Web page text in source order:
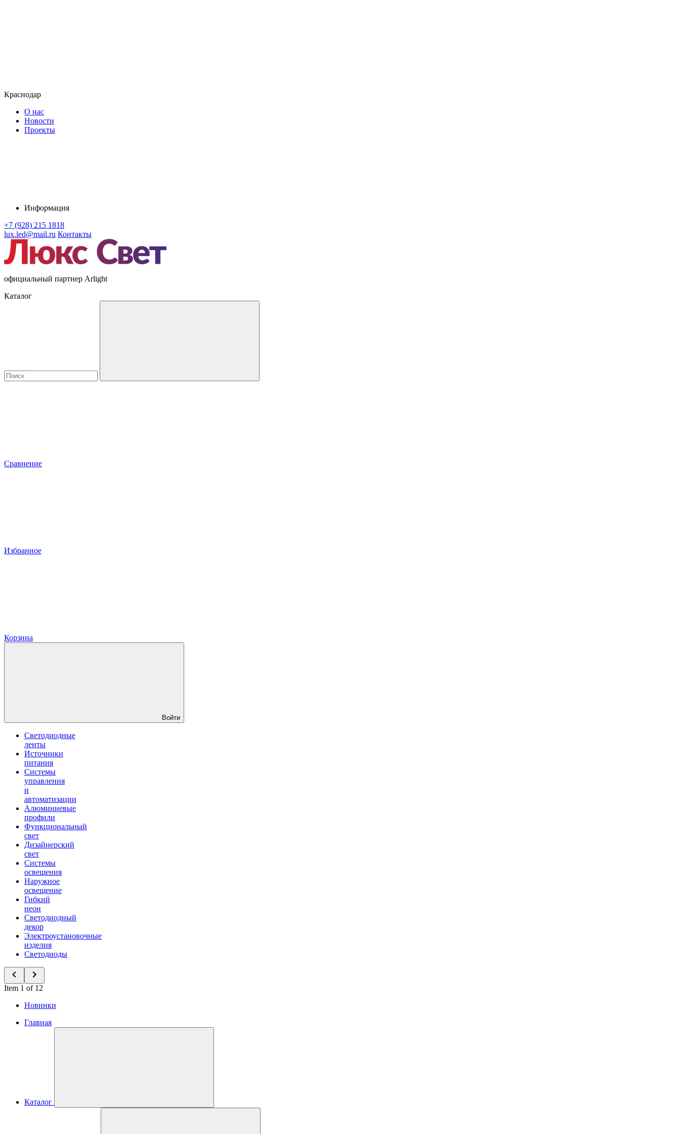
Краснодар
О нас
Новости
Проекты
Информация
+7 (928) 215 1818
lux.led@mail.ru Контакты
официальный партнер Arlight
Каталог
Сравнение
Избранное
Корзина
Войти
Светодиодные
ленты
Источники
питания
Системы
управления
и
автоматизации
Алюминиевые
профили
Функциональный
свет
Дизайнерский
свет
Системы
освещения
Наружное
освещение
Гибкий
неон
Светодиодный
декор
Электроустановочные
изделия
Светодиоды
Item 1 of 12
Новинки
Главная
Каталог